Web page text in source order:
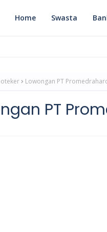
Home Swasta
Lowongan PT
PT